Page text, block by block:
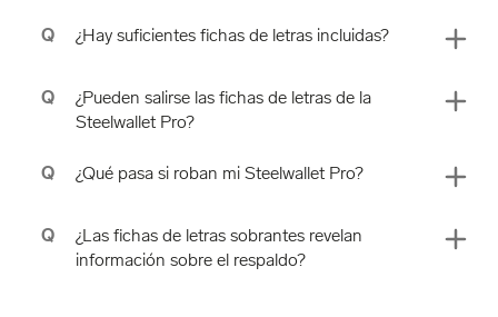
Q ¿Hay suficientes fichas de letras incluidas?
Q
¿Pueden salirse las fichas de letras de la
Steelwallet Pro?
Q ¿Qué pasa si roban mi Steelwallet Pro?
Q
¿Las fichas de letras sobrantes revelan
información sobre el respaldo?